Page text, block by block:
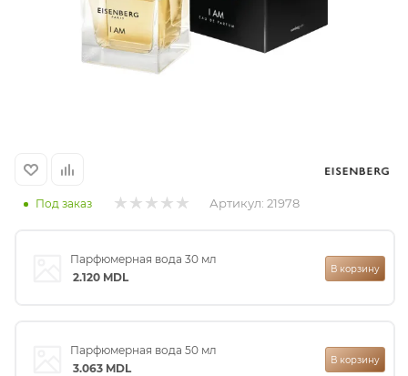
сертификат
Под заказ Артикул: 21978
Парфюмерная вода 30 мл
2.120 MDL
В корзину
Парфюмерная вода 50 мл
3.063 MDL
В корзину